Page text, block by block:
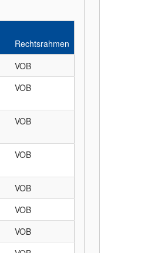
Rechtsrahmen
VOB
VOB
VOB
VOB
VOB
VOB
VOB